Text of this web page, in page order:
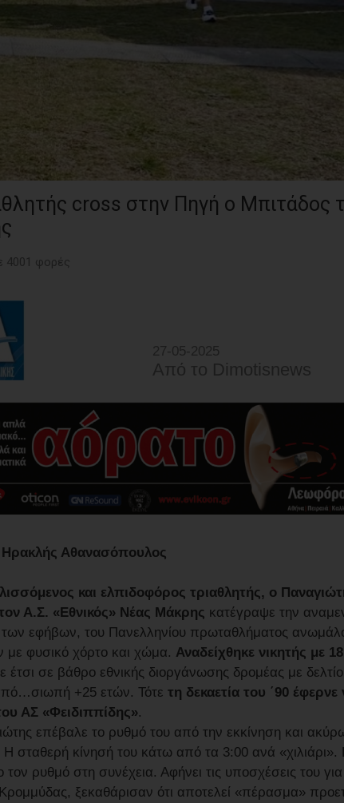
cross στην Πηγή ο Μπιτάδος
4001 φορές
27-05-2025
Από τo Dimotisnews
Ηρακλής Αθανασόπουλος
και ελπιδοφόρος τριαθλητής, ο
Α.Σ. «Εθνικός» Νέας Μάκρης κατέγραψε την
εφήβων, του Πανελληνίου πρωταθλήματος
με φυσικό χόρτο και χώμα. Αναδείχθηκε νικητής με
έτσι σε βάθρο εθνικής διοργάνωσης δρομέας με
+25 ετών. Τότε τη δεκαετία του ΄90
ΑΣ «Φειδιππίδης».
επέβαλε το ρυθμό του από την εκκίνηση και
Η σταθερή κίνησή του κάτω από τα 3:00 ανά
τον ρυθμό στη συνέχεια. Αφήνει τις υποσχέσεις του
ξεκαθάρισαν ότι αποτελεί «πέρασμα»